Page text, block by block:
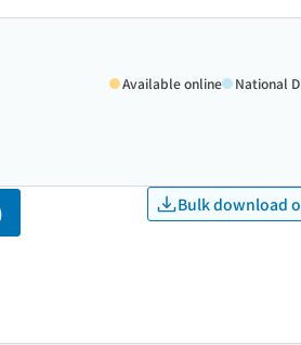
Available online National
Bulk download